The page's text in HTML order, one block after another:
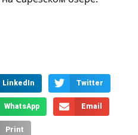
LinkedIn Twitter
WhatsApp Email
Print